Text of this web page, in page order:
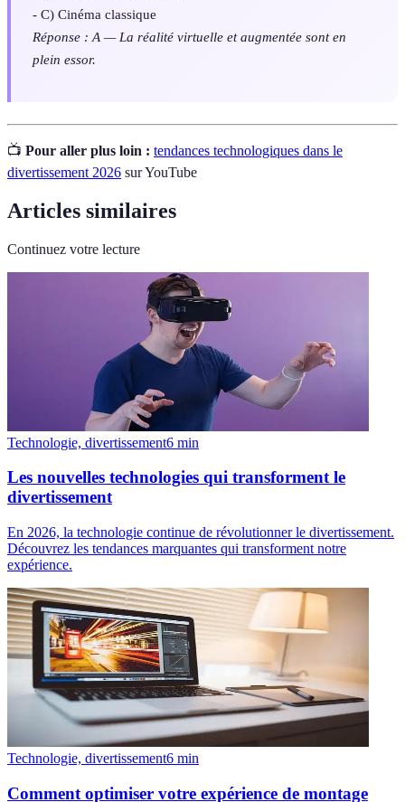
- C) Cinéma classique
Réponse : A — La réalité virtuelle et augmentée sont en
plein essor.
📺 Pour aller plus loin : tendances technologiques dans le
divertissement 2026 sur YouTube
Articles similaires
Continuez votre lecture
Technologie, divertissement6 min
Les nouvelles technologies qui transforment le
divertissement
En 2026, la technologie continue de révolutionner le divertissement.
Découvrez les tendances marquantes qui transforment notre
expérience.
Technologie, divertissement6 min
Comment optimiser votre expérience de montage